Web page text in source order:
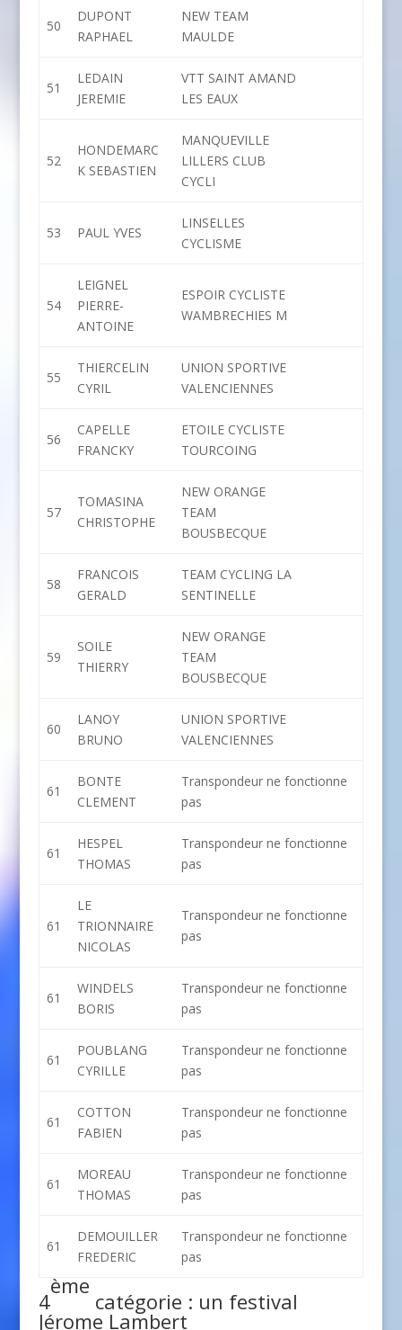
50
DUPONT
RAPHAEL
NEW TEAM
MAULDE
51
LEDAIN
JEREMIE
VTT SAINT AMAND
LES EAUX
52
HONDEMARC
K SEBASTIEN
MANQUEVILLE
LILLERS CLUB
CYCLI
53 PAUL YVES
LINSELLES
CYCLISME
54
LEIGNEL
PIERRE-
ANTOINE
ESPOIR CYCLISTE
WAMBRECHIES M
55
THIERCELIN
CYRIL
UNION SPORTIVE
VALENCIENNES
56
CAPELLE
FRANCKY
ETOILE CYCLISTE
TOURCOING
57
TOMASINA
CHRISTOPHE
NEW ORANGE
TEAM
BOUSBECQUE
58
FRANCOIS
GERALD
TEAM CYCLING LA
SENTINELLE
59
SOILE
THIERRY
NEW ORANGE
TEAM
BOUSBECQUE
60
LANOY
BRUNO
UNION SPORTIVE
VALENCIENNES
61
BONTE
CLEMENT
Transpondeur ne fonctionne
pas
61
HESPEL
THOMAS
Transpondeur ne fonctionne
pas
61
LE
TRIONNAIRE
NICOLAS
Transpondeur ne fonctionne
pas
61
WINDELS
BORIS
Transpondeur ne fonctionne
pas
61
POUBLANG
CYRILLE
Transpondeur ne fonctionne
pas
61
COTTON
FABIEN
Transpondeur ne fonctionne
pas
61
MOREAU
THOMAS
Transpondeur ne fonctionne
pas
61
DEMOUILLER
FREDERIC
Transpondeur ne fonctionne
pas
4
ème
catégorie : un festival
Jérome Lambert